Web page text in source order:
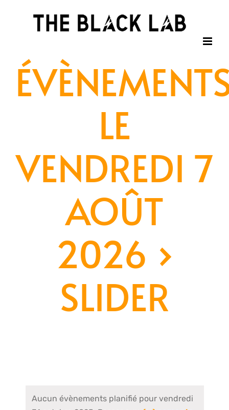
LE
VENDREDI 7
AOÛT
2026 ›
SLIDER
Aucun évènements planifié pour vendredi